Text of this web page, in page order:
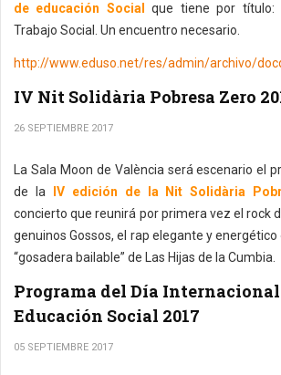
de educación Socialque tiene por título:
Trabajo Social. Un encuentro necesario.
http://www.eduso.net/res/admin/archivo/
IV Nit Solidària Pobresa Zero
26 SEPTIEMBRE 2017
La Sala Moon de València será escenario el
de la IV edición de la Nit Solidària
concierto que reunirá por primera vez el rock
genuinos Gossos, el rap elegante y energético
“gosadera bailable” de Las Hijas de la Cumbia.
Programa del Día
Educación Social 2017
05 SEPTIEMBRE 2017